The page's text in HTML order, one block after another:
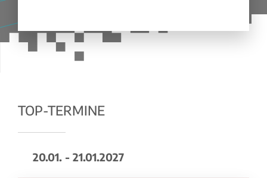
TOP-TERMINE
20.01. - 21.01.2027